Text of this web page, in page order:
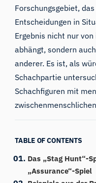
Forschungsgebiet,
Entscheidungen in
Ergebnis nicht nur
abhängt, sondern
anderer. Es ist, als
Schachpartie
Schachfiguren mit
TABLE OF CONTENTS
Das „Stag Hunt“-
„Assurance“-Spiel